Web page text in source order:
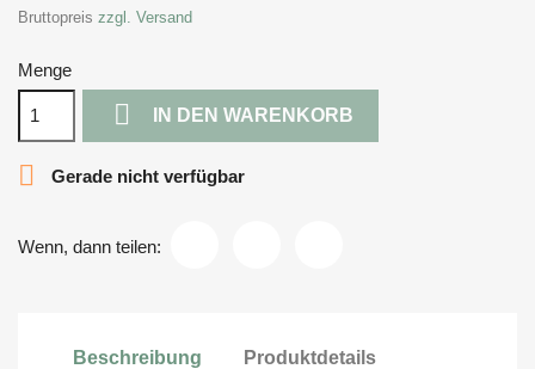
Bruttopreis zzgl. Versand
Menge
 IN DEN WARENKORB
 Gerade nicht verfügbar
Wenn, dann teilen:
Beschreibung
Produktdetails